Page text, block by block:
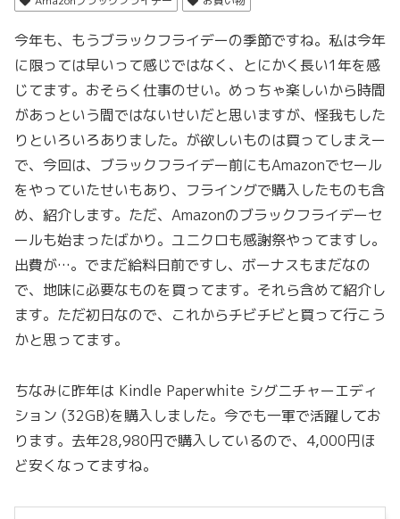
今年も、もうブラックフライデーの季節ですね。私は今年
に限っては早いって感じではなく、とにかく長い1年を感
じてます。おそらく仕事のせい。めっちゃ楽しいから時間
があっという間ではないせいだと思いますが、怪我もした
りといろいろありました。が欲しいものは買ってしまえー
で、今回は、ブラックフライデー前にもAmazonでセール
をやっていたせいもあり、フライングで購入したものも含
め、紹介します。ただ、Amazonのブラックフライデーセ
ールも始まったばかり。ユニクロも感謝祭やってますし。
出費が…。でまだ給料日前ですし、ボーナスもまだなの
で、地味に必要なものを買ってます。それら含めて紹介し
ます。ただ初日なので、これからチビチビと買って行こう
かと思ってます。
ちなみに昨年は Kindle Paperwhite シグニチャーエディ
ション (32GB)を購入しました。今でも一軍で活躍してお
ります。去年28,980円で購入しているので、4,000円ほ
ど安くなってますね。